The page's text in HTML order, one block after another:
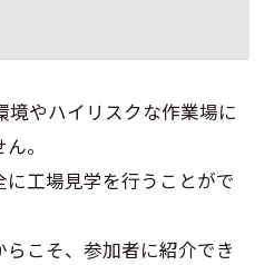
境やハイリスクな作業場に
。
工場見学を行うことがで
こそ、参加者に紹介でき